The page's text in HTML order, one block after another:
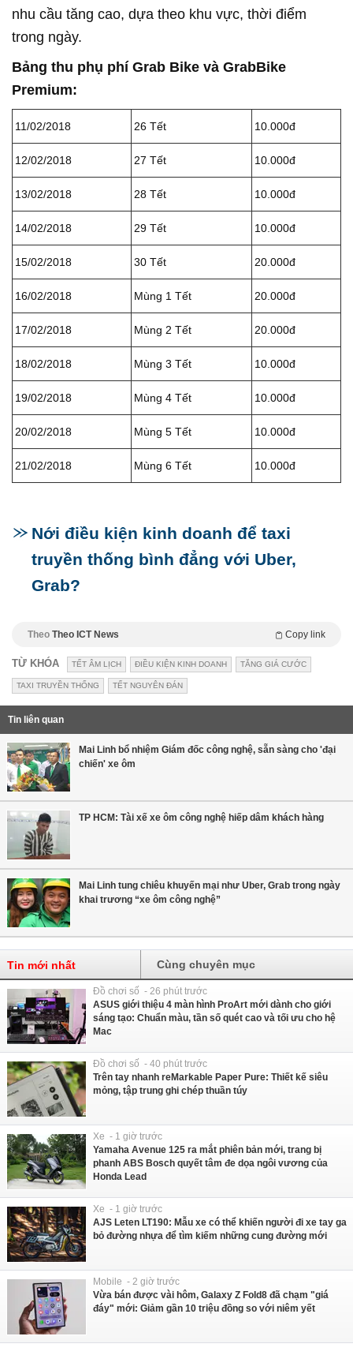
nhu cầu tăng cao, dựa theo khu vực, thời điểm
trong ngày.
Bảng thu phụ phí Grab Bike và GrabBike
Premium:
11/02/2018 26 Tết 10.000đ
12/02/2018 27 Tết 10.000đ
13/02/2018 28 Tết 10.000đ
14/02/2018 29 Tết 10.000đ
15/02/2018 30 Tết 20.000đ
16/02/2018 Mùng 1 Tết 20.000đ
17/02/2018 Mùng 2 Tết 20.000đ
18/02/2018 Mùng 3 Tết 10.000đ
19/02/2018 Mùng 4 Tết 10.000đ
20/02/2018 Mùng 5 Tết 10.000đ
21/02/2018 Mùng 6 Tết 10.000đ
Nới điều kiện kinh doanh để taxi
truyền thống bình đẳng với Uber,
Grab?
Theo Theo ICT News Copy link
TỪ KHÓA TẾT ÂM LỊCH ĐIỀU KIỆN KINH DOANH TĂNG GIÁ CƯỚC
TAXI TRUYỀN THỐNG TẾT NGUYÊN ĐÁN
Tin liên quan
Mai Linh bổ nhiệm Giám đốc công nghệ, sẵn sàng cho 'đại
chiến' xe ôm
TP HCM: Tài xế xe ôm công nghệ hiếp dâm khách hàng
Mai Linh tung chiêu khuyến mại như Uber, Grab trong ngày
khai trương “xe ôm công nghệ”
Tin mới nhất Cùng chuyên mục
Đồ chơi số - 26 phút trước
ASUS giới thiệu 4 màn hình ProArt mới dành cho giới
sáng tạo: Chuẩn màu, tần số quét cao và tối ưu cho hệ
Mac
Đồ chơi số - 40 phút trước
Trên tay nhanh reMarkable Paper Pure: Thiết kế siêu
mỏng, tập trung ghi chép thuần túy
Xe - 1 giờ trước
Yamaha Avenue 125 ra mắt phiên bản mới, trang bị
phanh ABS Bosch quyết tâm đe dọa ngôi vương của
Honda Lead
Xe - 1 giờ trước
AJS Leten LT190: Mẫu xe có thể khiến người đi xe tay ga
bỏ đường nhựa để tìm kiếm những cung đường mới
Mobile - 2 giờ trước
Vừa bán được vài hôm, Galaxy Z Fold8 đã chạm "giá
đáy" mới: Giảm gần 10 triệu đồng so với niêm yết